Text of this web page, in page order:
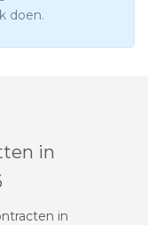
doen.
in
in